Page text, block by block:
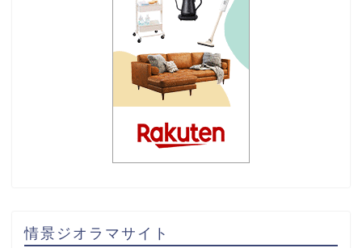
情景ジオラマサイト